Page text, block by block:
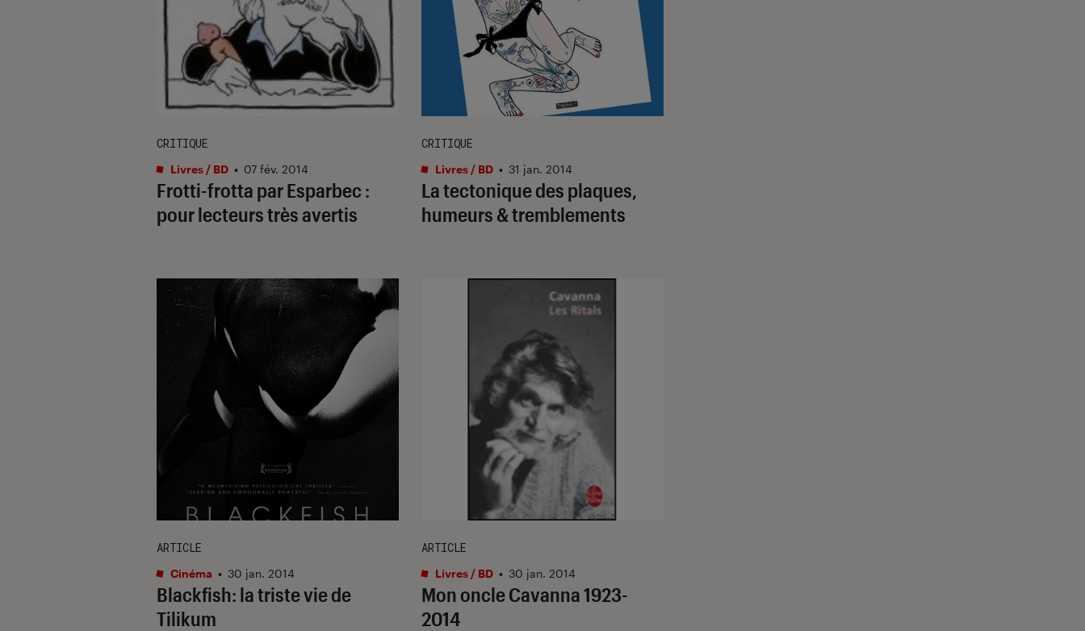
Frotti-frotta par Esparbec :
pour lecteurs très avertis
CRITIQUE
Livres / BD • 07 fév. 2014
La tectonique des plaques,
humeurs & tremblements
CRITIQUE
Livres / BD • 31 jan. 2014
Blackfish: la triste vie de
Tilikum
ARTICLE
Cinéma • 30 jan. 2014
Mon oncle Cavanna 1923-
2014
ARTICLE
Livres / BD • 30 jan. 2014